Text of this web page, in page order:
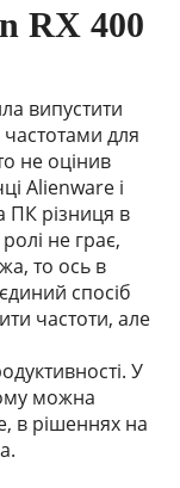
RX 400
випустити
частотами для
не оцінив
Alienware і
ПК різниця в
не грає,
то ось в
спосіб
частоти, але
У
можна
в рішеннях на